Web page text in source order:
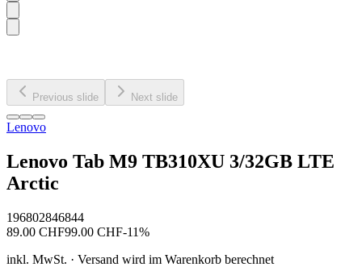
Previous slide Next slide
Lenovo
Lenovo Tab M9 TB310XU 3/32GB LTE
Arctic
196802846844
89.00 CHF99.00 CHF-11%
inkl. MwSt. · Versand wird im Warenkorb berechnet